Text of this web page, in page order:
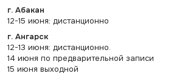
г. Абакан
12-15 июня: дистанционно
г. Ангарск
12-13 июня: дистанционно.
14 июня по предварительной записи
15 июня выходной